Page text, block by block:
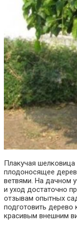
Плакучая
плодоносящее
ветвями. На дачном
и уход достаточно
отзывам опытных
подготовить дерево
красивым внешним